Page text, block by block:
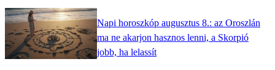
Napi horoszkóp augusztus 8.: az Oroszlán
ma ne akarjon hasznos lenni, a Skorpió
jobb, ha lelassít